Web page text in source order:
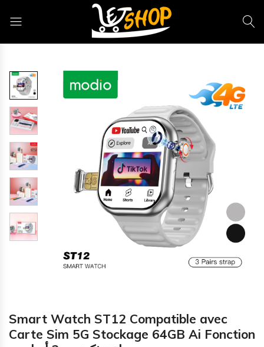
Smart Watch ST12 Compatible avec
Carte Sim 5G Stockage 64GB Ai Fonction